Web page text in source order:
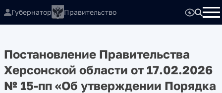
Губернатор Правительство
Постановление Правительства
Херсонской области от 17.02.2026
№ 15-пп «Об утверждении Порядка